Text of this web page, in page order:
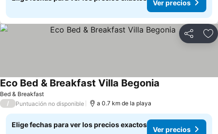
Ver precios
Compartir
Bed & Breakfast
Eco Bed & Breakfast Villa Begonia
/ Puntuación no disponible a 0.7 km de la playa
Elige fechas para ver los precios exactos
Ver precios